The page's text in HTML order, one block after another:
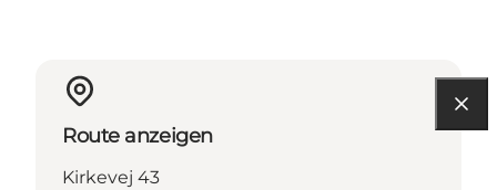
Route anzeigen
Kirkevej 43